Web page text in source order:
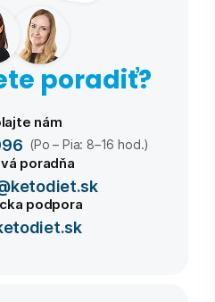
poradiť?
nám
(Po – Pia: 8–16 hod.)
poradňa
podpora